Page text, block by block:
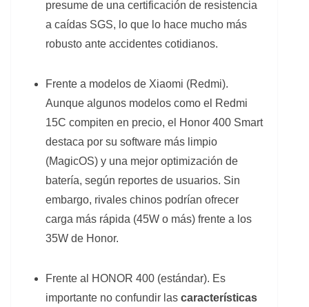
presume de una certificación de resistencia
a caídas SGS, lo que lo hace mucho más
robusto ante accidentes cotidianos.
Frente a modelos de Xiaomi (Redmi).
Aunque algunos modelos como el Redmi
15C compiten en precio, el Honor 400 Smart
destaca por su software más limpio
(MagicOS) y una mejor optimización de
batería, según reportes de usuarios. Sin
embargo, rivales chinos podrían ofrecer
carga más rápida (45W o más) frente a los
35W de Honor.
Frente al HONOR 400 (estándar). Es
importante no confundir las características